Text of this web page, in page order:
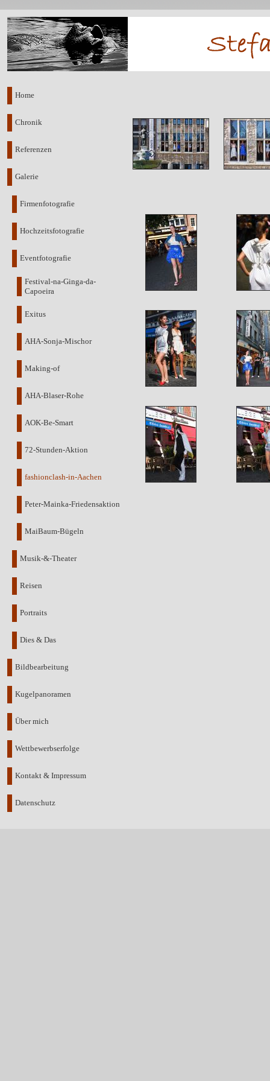
Home
Chronik
Referenzen
Galerie
Firmenfotografie
Hochzeitsfotografie
Eventfotografie
Festival-na-Ginga-da-
Capoeira
Exitus
AHA-Sonja-Mischor
Making-of
AHA-Blaser-Rohe
AOK-Be-Smart
72-Stunden-Aktion
fashionclash-in-Aachen
Peter-Mainka-Friedensaktion
MaiBaum-Bügeln
Musik-&-Theater
Reisen
Portraits
Dies & Das
Bildbearbeitung
Kugelpanoramen
Über mich
Wettbewerbserfolge
Kontakt & Impressum
Datenschutz